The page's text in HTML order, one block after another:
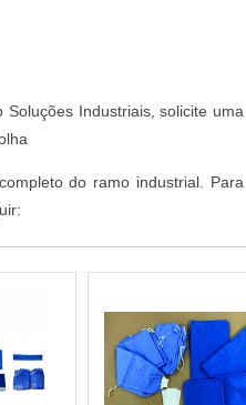
Industriais, solicite
do ramo industrial.